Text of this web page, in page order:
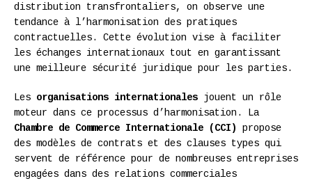
distribution transfrontaliers, on observe une
tendance à l’harmonisation des pratiques
contractuelles. Cette évolution vise à faciliter
les échanges internationaux tout en garantissant
une meilleure sécurité juridique pour les parties.
Les organisations internationales jouent un rôle
moteur dans ce processus d’harmonisation. La
Chambre de Commerce Internationale (CCI)
propose
des modèles de contrats et des clauses types qui
servent de référence pour de nombreuses entreprises
engagées dans des relations commerciales